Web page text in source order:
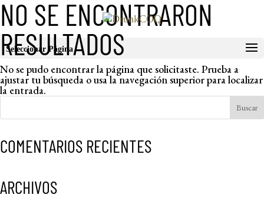
Seleccionar Página
NO SE ENCONTRARON
RESULTADOS
No se pudo encontrar la página que solicitaste. Prueba a
ajustar tu búsqueda o usa la navegación superior para localizar
la entrada.
COMENTARIOS RECIENTES
ARCHIVOS